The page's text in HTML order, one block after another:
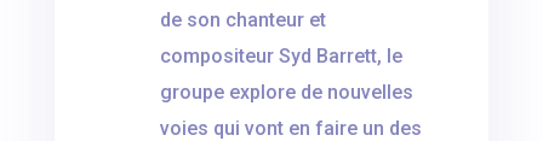
de son chanteur et
compositeur Syd Barrett, le
groupe explore de nouvelles
voies qui vont en faire un des